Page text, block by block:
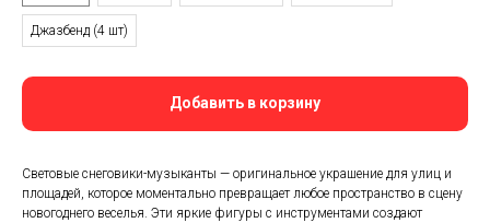
Джазбенд (4 шт)
Добавить в корзину
Световые снеговики-музыканты — оригинальное украшение для улиц и
площадей, которое моментально превращает любое пространство в сцену
новогоднего веселья. Эти яркие фигуры с инструментами создают